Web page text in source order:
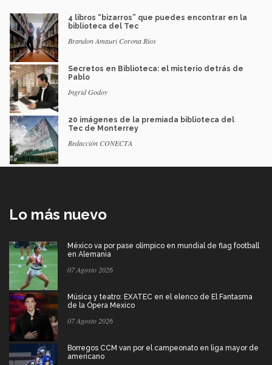
4 libros “bizarros” que puedes encontrar en la
biblioteca del Tec
Brandon Amauri Corona Rios
Secretos en Biblioteca: el misterio detrás de
Pablo
Ingrid Godoy
20 imágenes de la premiada biblioteca del
Tec de Monterrey
Redacción CONECTA
Lo más nuevo
México va por pase olímpico en mundial de flag football
en Alemania
07 Agosto 2026
Música y teatro: EXATEC en el elenco de El Fantasma
de la Ópera Mexico
07 Agosto 2026
Borregos CCM van por el campeonato en liga mayor de
americano